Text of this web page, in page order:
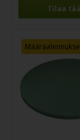
Tilaa